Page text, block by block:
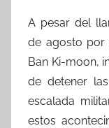
A pesar del
de agosto por
Ban Ki-moon,
de detener
escalada
estos